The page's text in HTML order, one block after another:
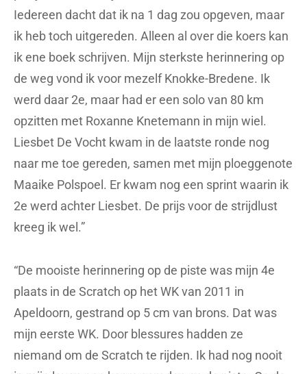
Iedereen dacht dat ik na 1 dag zou opgeven, maar
ik heb toch uitgereden. Alleen al over die koers kan
ik ene boek schrijven. Mijn sterkste herinnering op
de weg vond ik voor mezelf Knokke-Bredene. Ik
werd daar 2e, maar had er een solo van 80 km
opzitten met Roxanne Knetemann in mijn wiel.
Liesbet De Vocht kwam in de laatste ronde nog
naar me toe gereden, samen met mijn ploeggenote
Maaike Polspoel. Er kwam nog een sprint waarin ik
2e werd achter Liesbet. De prijs voor de strijdlust
kreeg ik wel.”
“De mooiste herinnering op de piste was mijn 4e
plaats in de Scratch op het WK van 2011 in
Apeldoorn, gestrand op 5 cm van brons. Dat was
mijn eerste WK. Door blessures hadden ze
niemand om de Scratch te rijden. Ik had nog nooit